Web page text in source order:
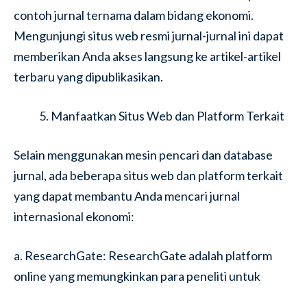
contoh jurnal ternama dalam bidang ekonomi.
Mengunjungi situs web resmi jurnal-jurnal ini dapat
memberikan Anda akses langsung ke artikel-artikel
terbaru yang dipublikasikan.
Manfaatkan Situs Web dan Platform Terkait
Selain menggunakan mesin pencari dan database
jurnal, ada beberapa situs web dan platform terkait
yang dapat membantu Anda mencari jurnal
internasional ekonomi:
a. ResearchGate: ResearchGate adalah platform
online yang memungkinkan para peneliti untuk